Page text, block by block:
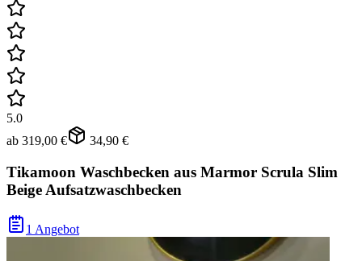
5.0
ab 319,00 € 34,90 €
Tikamoon Waschbecken aus Marmor Scrula Slim
Beige Aufsatzwaschbecken
1 Angebot